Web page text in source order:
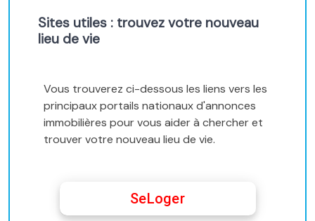
Sites utiles : trouvez votre nouveau
lieu de vie
Vous trouverez ci-dessous les liens vers les
principaux portails nationaux d'annonces
immobilières pour vous aider à chercher et
trouver votre nouveau lieu de vie.
SeLoger